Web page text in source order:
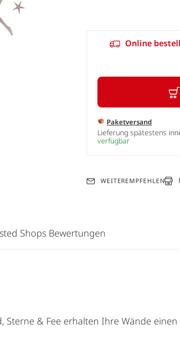
Online
Paketversand
Lieferung spätestens
verfügbar
WEITEREMPFEHLEN
& Fee erhalten Ihre Wände
Shops Bewertungen